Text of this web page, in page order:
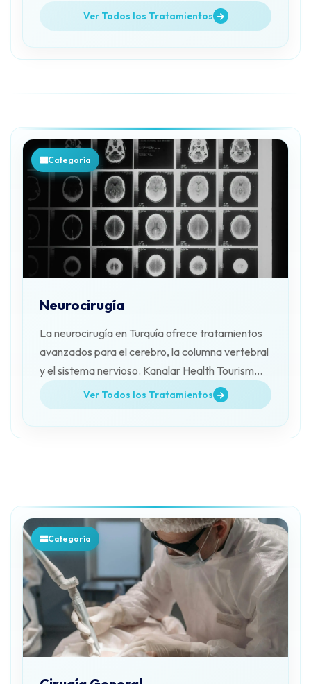
Tourism acompaña a los pacientes.
Ver Todos los Tratamientos
Categoría
Neurocirugía
La neurocirugía en Turquía ofrece tratamientos
avanzados para el cerebro, la columna vertebral
y el sistema nervioso. Kanalar Health Tourism
acompaña a los pacientes.
Ver Todos los Tratamientos
Categoría